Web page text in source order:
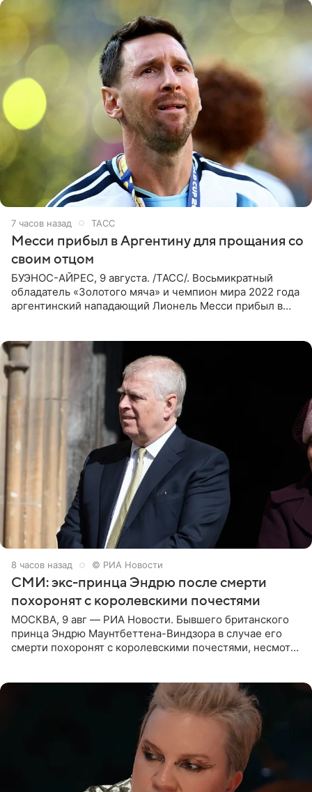
7 часов назад ТАСС
Месси прибыл в Аргентину для прощания со
своим отцом
БУЭНОС-АЙРЕС, 9 августа. /ТАСС/. Восьмикратный
обладатель «Золотого мяча» и чемпион мира 2022 года
аргентинский нападающий Лионель Месси прибыл в
8 часов назад © РИА Новости
СМИ: экс-принца Эндрю после смерти
похоронят с королевскими почестями
МОСКВА, 9 авг — РИА Новости. Бывшего британского
принца Эндрю Маунтбеттена-Виндзора в случае его
смерти похоронят с королевскими почестями, несмотря